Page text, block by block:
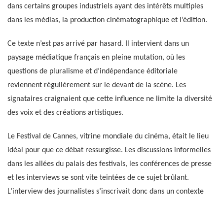
dans certains groupes industriels ayant des intérêts multiples
dans les médias, la production cinématographique et l’édition.
Ce texte n’est pas arrivé par hasard. Il intervient dans un
paysage médiatique français en pleine mutation, où les
questions de pluralisme et d’indépendance éditoriale
reviennent régulièrement sur le devant de la scène. Les
signataires craignaient que cette influence ne limite la diversité
des voix et des créations artistiques.
Le Festival de Cannes, vitrine mondiale du cinéma, était le lieu
idéal pour que ce débat ressurgisse. Les discussions informelles
dans les allées du palais des festivals, les conférences de presse
et les interviews se sont vite teintées de ce sujet brûlant.
L’interview des journalistes s’inscrivait donc dans un contexte